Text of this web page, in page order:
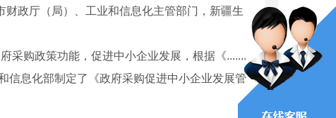
政厅（局）、工业和信息化主管部门，新疆生
采购政策功能，促进中小企业发展，根据《.......
信息化部制定了《政府采购促进中小企业发展管